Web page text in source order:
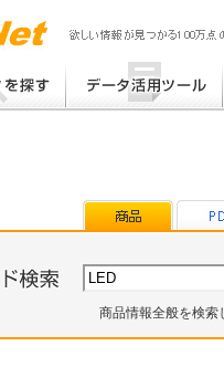
商品情報全般を検索